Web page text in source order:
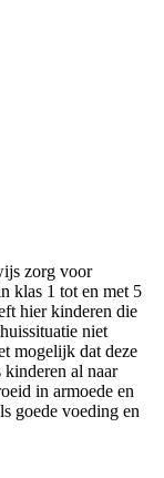
zorg voor
klas 1 tot en met 5
hier kinderen die
niet
mogelijk dat deze
al naar
in armoede en
goede voeding en